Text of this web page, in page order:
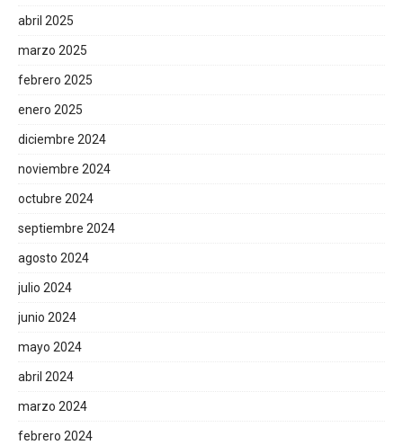
abril 2025
marzo 2025
febrero 2025
enero 2025
diciembre 2024
noviembre 2024
octubre 2024
septiembre 2024
agosto 2024
julio 2024
junio 2024
mayo 2024
abril 2024
marzo 2024
febrero 2024